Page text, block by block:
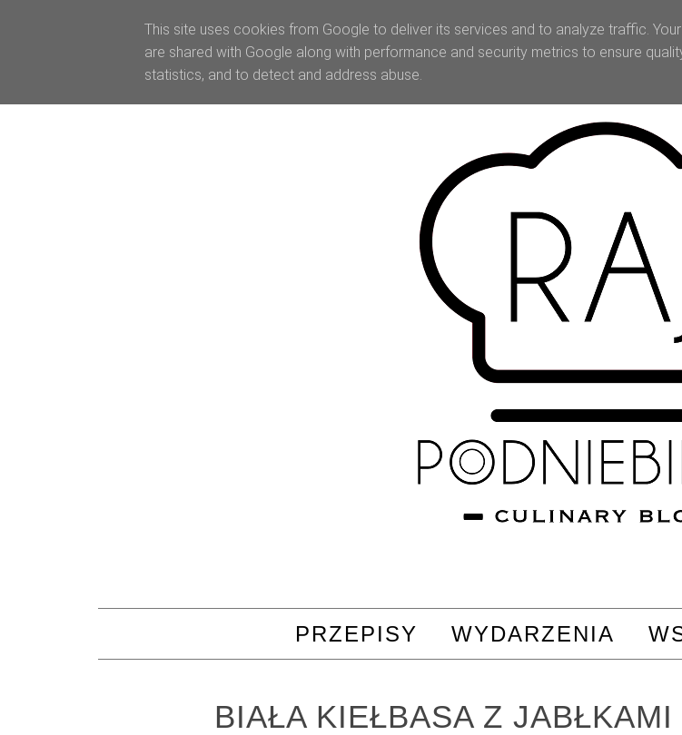
PRZEPISY WYDARZENIA
BIAŁA KIEŁBASA Z JABŁKAMI
This site uses cookies from Google to deliver its services and to analyze traffic.
are shared with Google along with performance and security metrics to ensure
statistics, and to detect and address abuse.